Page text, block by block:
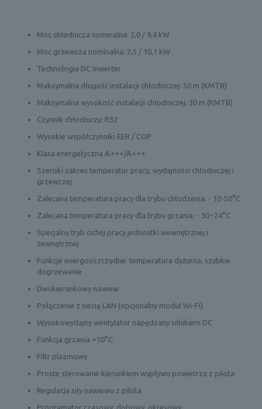
Moc chłodnicza nominalna: 2,0 / 9,4 kW
Moc grzewcza nominalna: 2,5 / 10,1 kW
Technologia DC Inwerter
Maksymalna długość instalacji chłodniczej: 50 m (KMTB)
Maksymalna wysokość instalacji chłodniczej: 30 m (KMTB)
Czynnik chłodniczy: R32
Wysokie współczynniki EER / COP
Klasa energetyczna A+++/A+++
Szeroki zakres temperatur pracy, wydajności chłodniczej i
grzewczej
Zalecana temperatura pracy dla trybu chłodzenia: - 10-50°C
Zalecana temperatura pracy dla trybu grzania: - 30÷24°C
Specjalny tryb cichej pracy jednostki wewnętrznej i
zewnętrznej
Funkcje energooszczędne: temperatura dyżurna, szybkie
dogrzewanie
Dwukierunkowy nawiew
Połączenie z siecią LAN (opcjonalny moduł Wi-Fi)
Wysokowydajny wentylator napędzany silnikiem DC
Funkcja grzania +10°C
Filtr plazmowy
Proste sterowanie kierunkiem wypływu powietrza z pilota
Regulacja siły nawiewu z pilota